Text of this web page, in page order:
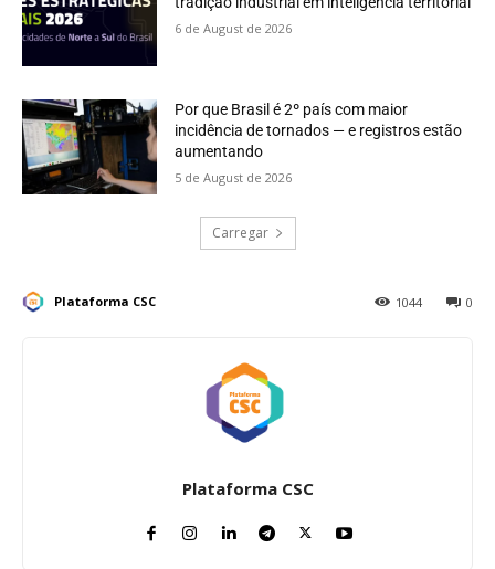
6 de August de 2026
Por que Brasil é 2º país com maior
incidência de tornados — e registros estão
aumentando
5 de August de 2026
Carregar
Plataforma CSC 0
1044
Plataforma CSC